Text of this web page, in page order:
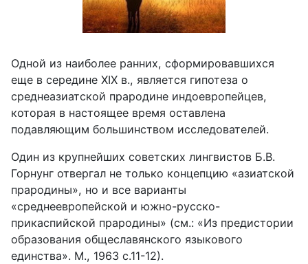
Одной из наиболее ранних, сформировавшихся
еще в середине XIX в., является гипотеза о
среднеазиатской прародине индоевропейцев,
которая в настоящее время оставлена
подавляющим большинством исследователей.
Один из крупнейших советских лингвистов Б.В.
Горнунг отвергал не только концепцию «азиатской
прародины», но и все варианты
«среднеевропейской и южно-русско-
прикаспийской прародины» (см.: «Из предистории
образования общеславянского языкового
единства». М., 1963 с.11-12).